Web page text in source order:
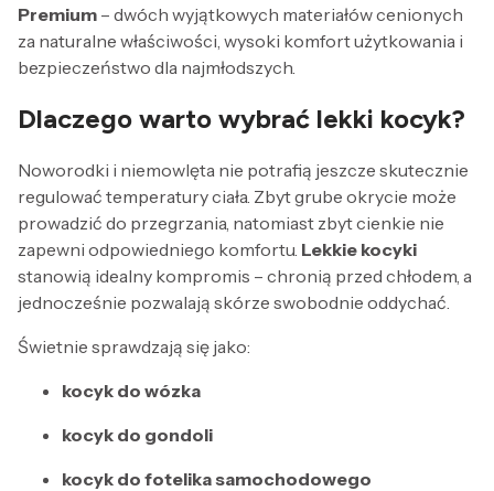
Premium – dwóch wyjątkowych materiałów cenionych
za naturalne właściwości, wysoki komfort użytkowania i
bezpieczeństwo dla najmłodszych.
Dlaczego warto wybrać lekki kocyk?
Noworodki i niemowlęta nie potrafią jeszcze skutecznie
regulować temperatury ciała. Zbyt grube okrycie może
prowadzić do przegrzania, natomiast zbyt cienkie nie
zapewni odpowiedniego komfortu. Lekkie kocyki
stanowią idealny kompromis – chronią przed chłodem, a
jednocześnie pozwalają skórze swobodnie oddychać.
Świetnie sprawdzają się jako:
kocyk do wózka
kocyk do gondoli
kocyk do fotelika samochodowego